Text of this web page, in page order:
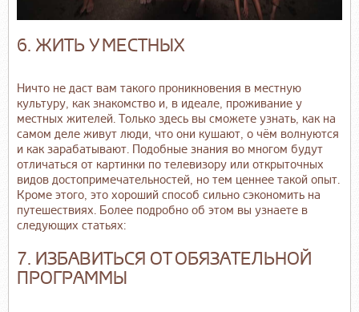
6. ЖИТЬ У МЕСТНЫХ
Ничто не даст вам такого проникновения в местную
культуру, как знакомство и, в идеале, проживание у
местных жителей. Только здесь вы сможете узнать, как на
самом деле живут люди, что они кушают, о чём волнуются
и как зарабатывают. Подобные знания во многом будут
отличаться от картинки по телевизору или открыточных
видов достопримечательностей, но тем ценнее такой опыт.
Кроме этого, это хороший способ сильно сэкономить на
путешествиях. Более подробно об этом вы узнаете в
следующих статьях:
7. ИЗБАВИТЬСЯ ОТ ОБЯЗАТЕЛЬНОЙ
ПРОГРАММЫ